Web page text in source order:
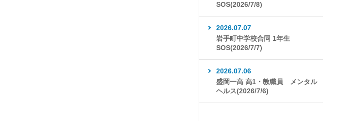
SOS(2026/7/8)
2026.07.07
岩手町中学校合同 1年生
SOS(2026/7/7)
2026.07.06
盛岡一高 高1・教職員 メンタル
ヘルス(2026/7/6)